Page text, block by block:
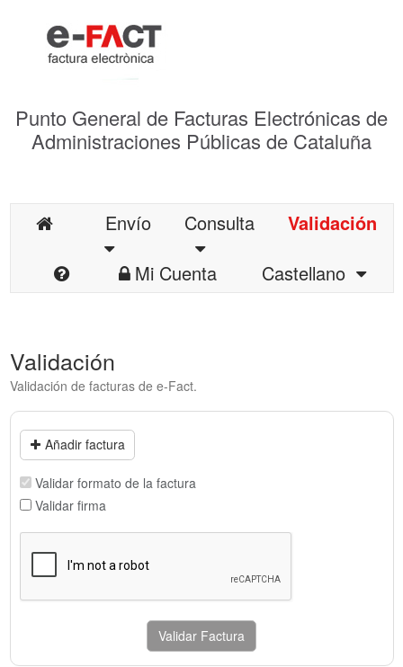
Punto General de Facturas Electrónicas de
Administraciones Públicas de Cataluña
Envío Consulta
Validación
Mi Cuenta
Castellano
Validación
Validación de facturas de e-Fact.
Añadir factura
Validar formato de la factura
Validar firma
Validar Factura